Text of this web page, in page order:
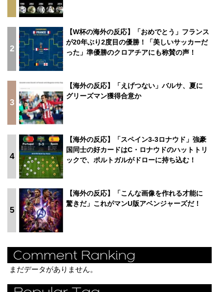
2
【W杯の海外の反応】「おめでとう」フランス
が20年ぶり2度目の優勝！「美しいサッカーだ
った」準優勝のクロアチアにも称賛の声！
3
【海外の反応】「えげつない」バルサ、夏に
グリーズマン獲得合意か
4
【海外の反応】「スペイン3-3ロナウド」強豪
国同士の好カードはC・ロナウドのハットトリ
ックで、ポルトガルがドローに持ち込む！
5
【海外の反応】「こんな画像を作れる才能に
驚きだ」これがマンU版アベンジャーズだ！
まだデータがありません。